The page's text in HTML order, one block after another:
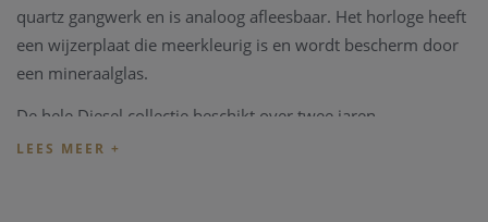
quartz gangwerk en is analoog afleesbaar. Het horloge heeft
een wijzerplaat die meerkleurig is en wordt bescherm door
een mineraalglas.
De hele Diesel collectie beschikt over twee jaren
fabrieksgarantie, en wordt u geleverd met een mooie Diesel